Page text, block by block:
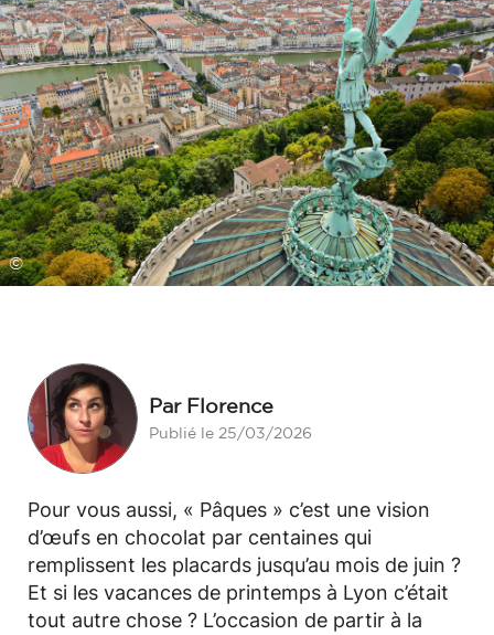
©
Par Florence
Publié le 25/03/2026
Pour vous aussi, « Pâques » c’est une vision
d’œufs en chocolat par centaines qui
remplissent les placards jusqu’au mois de juin ?
Et si les vacances de printemps à Lyon c’était
tout autre chose ? L’occasion de partir à la